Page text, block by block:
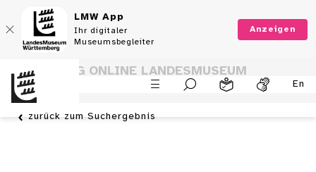
LMW App
Ihr digitaler
Museumsbegleiter
Anzeigen
En
SAMMLUNG ONLINE LANDESMUSEUM
WÜRTTEMBERG
zurück zum Suchergebnis